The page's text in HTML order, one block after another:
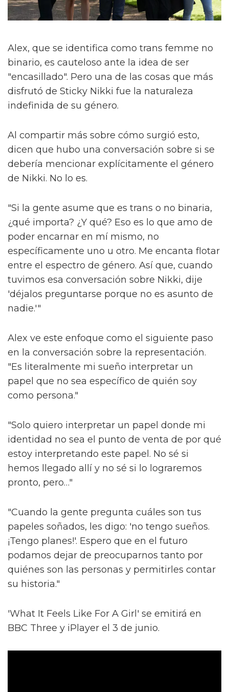
Alex, que se identifica como trans femme no
binario, es cauteloso ante la idea de ser
"encasillado". Pero una de las cosas que más
disfrutó de Sticky Nikki fue la naturaleza
indefinida de su género.
Al compartir más sobre cómo surgió esto,
dicen que hubo una conversación sobre si se
debería mencionar explícitamente el género
de Nikki. No lo es.
"Si la gente asume que es trans o no binaria,
¿qué importa? ¿Y qué? Eso es lo que amo de
poder encarnar en mí mismo, no
específicamente uno u otro. Me encanta flotar
entre el espectro de género. Así que, cuando
tuvimos esa conversación sobre Nikki, dije
'déjalos preguntarse porque no es asunto de
nadie.'"
Alex ve este enfoque como el siguiente paso
en la conversación sobre la representación.
"Es literalmente mi sueño interpretar un
papel que no sea específico de quién soy
como persona."
"Solo quiero interpretar un papel donde mi
identidad no sea el punto de venta de por qué
estoy interpretando este papel. No sé si
hemos llegado allí y no sé si lo lograremos
pronto, pero…"
"Cuando la gente pregunta cuáles son tus
papeles soñados, les digo: 'no tengo sueños.
¡Tengo planes!'. Espero que en el futuro
podamos dejar de preocuparnos tanto por
quiénes son las personas y permitirles contar
su historia."
'What It Feels Like For A Girl' se emitirá en
BBC Three y iPlayer el 3 de junio.